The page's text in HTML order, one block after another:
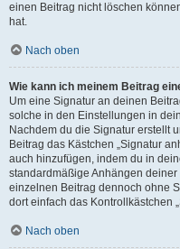
einen Beitrag nicht löschen
hat.
Nach oben
Wie kann ich meinem Beitrag
Um eine Signatur an deinen
solche in den Einstellungen in
Nachdem du die Signatur erstellt
Beitrag das Kästchen „Signatur
auch hinzufügen, indem du in
standardmäßige Anhängen
einzelnen Beitrag dennoch ohne
dort einfach das Kontrollkästchen
Nach oben